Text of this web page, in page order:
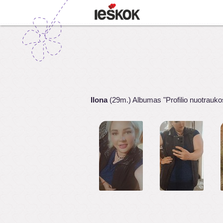
Ilona(29m.) Albumas "Profilio